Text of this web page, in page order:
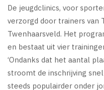
De jeugdclinics, voor
verzorgd door trainers van
Twenhaarsveld. Het
en bestaat uit vier
‘Ondanks dat het aantal
stroomt de inschrijving
steeds populairder onder